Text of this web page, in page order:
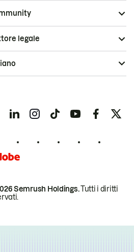
Semrush Holdings.Tutti i diritti
legale